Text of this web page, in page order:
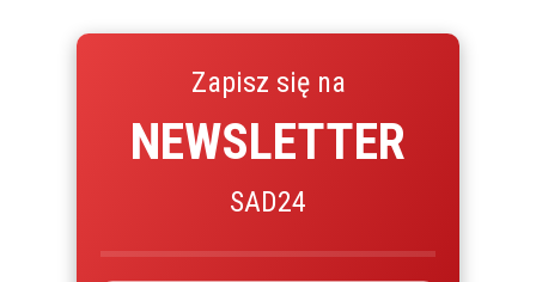
Zapisz się na
NEWSLETTER
SAD24